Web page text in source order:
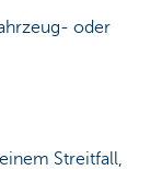
oder
Streitfall,